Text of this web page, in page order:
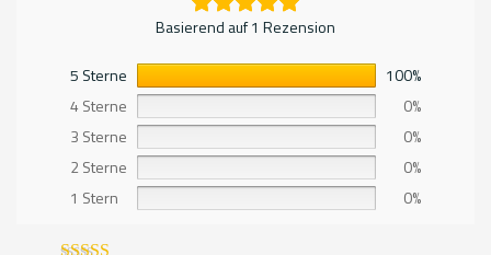
Basierend auf 1 Rezension
5 Sterne
100%
4 Sterne
0%
3 Sterne
0%
2 Sterne
0%
1 Stern
0%